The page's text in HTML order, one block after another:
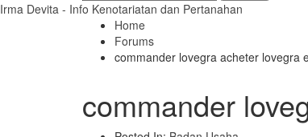
Irma Devita - Info Kenotariatan dan Pertanahan
Home
Forums
commander lovegra acheter lovegra
commander